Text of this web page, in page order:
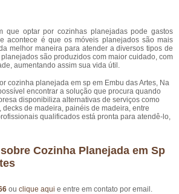
que optar por cozinhas planejadas pode gastos
acontece é que os móveis planejados são mais
melhor maneira para atender a diversos tipos de
são produzidos com maior cuidado, com
aumentando assim sua vida útil.
cozinha planejada em sp em Embu das Artes, Na
encontrar a solução que procura quando
disponibiliza alternativas de serviços como
de madeira, painéis de madeira, entre
qualificados está pronta para atendê-lo,
Cozinha Planejada em Sp
ou clique aqui e entre em contato por email.